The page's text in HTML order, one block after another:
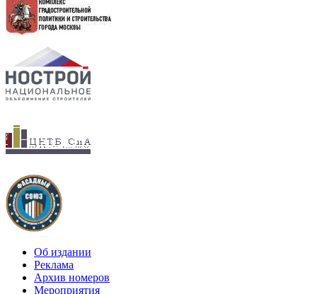
Об издании
Реклама
Архив номеров
Мероприятия